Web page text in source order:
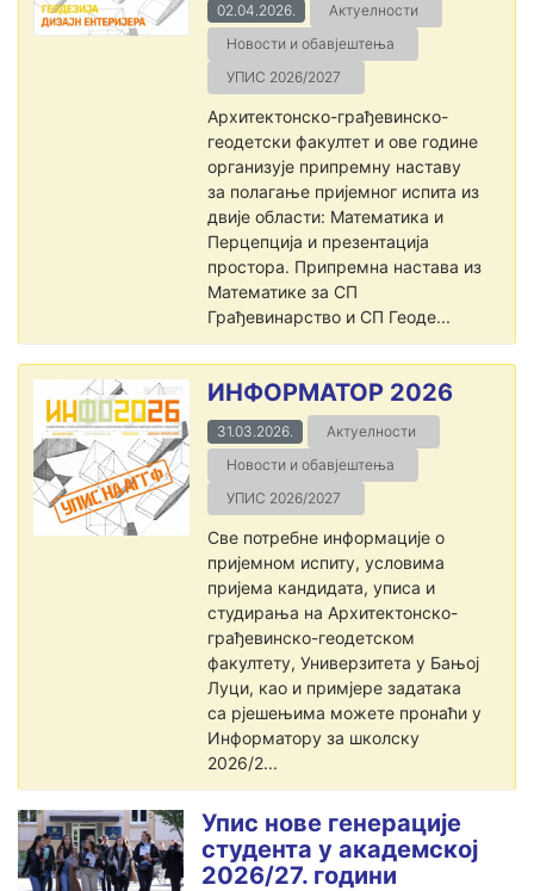
02.04.2026.
Актуелности
Новости и обавјештења
УПИС 2026/2027
Архитектонско-грађевинско-
геодетски факултет и ове године
организује припремну наставу
за полагање пријемног испита из
двије области: Математика и
Перцепција и презентација
простора. Припремна настава из
Математике за СП
Грађевинарство и СП Геоде...
ИНФОРМАТОР 2026
31.03.2026.
Актуелности
Новости и обавјештења
УПИС 2026/2027
Све потребне информације о
пријемном испиту, условима
пријема кандидата, уписа и
студирања на Архитектонско-
грађевинско-геодетском
факултету, Универзитета у Бањој
Луци, као и примјере задатака
са рјешењима можете пронаћи у
Информатору за школску
2026/2...
Упис нове генерације
студента у академској
2026/27. години